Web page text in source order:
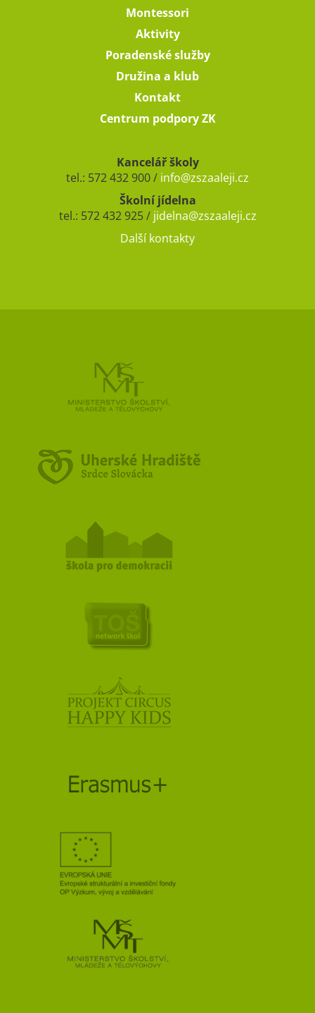
Montessori
Aktivity
Poradenské služby
Družina a klub
Kontakt
Centrum podpory ZK
Kancelář školy
tel.: 572 432 900 / info@zszaaleji.cz
Školní jídelna
tel.: 572 432 925 / jidelna@zszaaleji.cz
Další kontakty